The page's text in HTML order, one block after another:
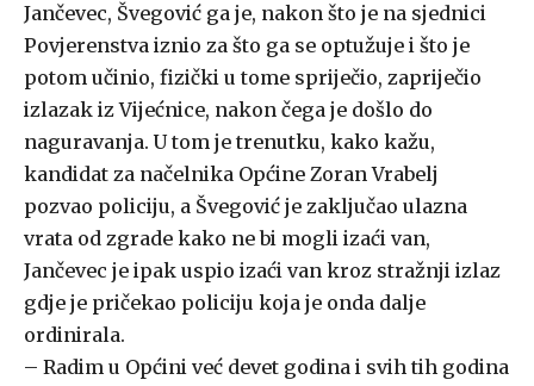
Jančevec, Švegović ga je, nakon što je na sjednici
Povjerenstva iznio za što ga se optužuje i što je
potom učinio, fizički u tome spriječio, zapriječio
izlazak iz Vijećnice, nakon čega je došlo do
naguravanja. U tom je trenutku, kako kažu,
kandidat za načelnika Općine Zoran Vrabelj
pozvao policiju, a Švegović je zaključao ulazna
vrata od zgrade kako ne bi mogli izaći van,
Jančevec je ipak uspio izaći van kroz stražnji izlaz
gdje je pričekao policiju koja je onda dalje
ordinirala.
– Radim u Općini već devet godina i svih tih godina